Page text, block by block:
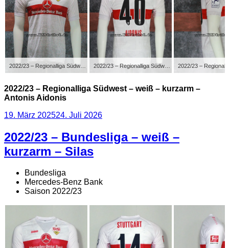
2022/23 – Regionalliga Südwest – weiß – kurzarm –
Antonis Aidonis
Veröffentlicht
19. März 202524. Juli 2026
2022/23 – Bundesliga – weiß –
kurzarm – Silas
Bundesliga
Mercedes-Benz Bank
Saison 2022/23